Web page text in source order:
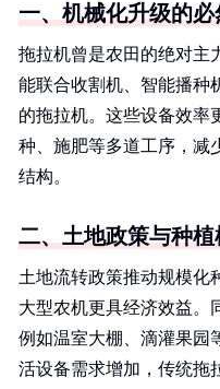
一、机械化升级的
拖拉机曾是农田的绝对主
能联合收割机、智能播种
的拖拉机。这些设备效率
种、施肥等多道工序，减
结构。
二、土地政策与种
土地流转政策推动规模化
大型农机更具经济效益。
例如温室大棚、滴灌果园
活设备需求增加，传统拖